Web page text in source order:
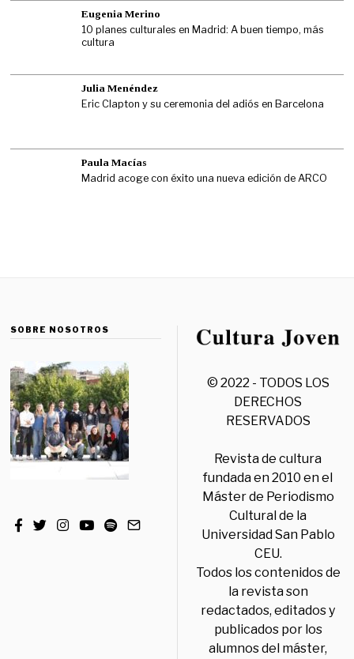
Eugenia Merino
10 planes culturales en Madrid: A buen tiempo, más
cultura
Julia Menéndez
Eric Clapton y su ceremonia del adiós en Barcelona
Paula Macías
Madrid acoge con éxito una nueva edición de ARCO
SOBRE NOSOTROS
© 2022 - TODOS LOS
DERECHOS
RESERVADOS
Revista de cultura
fundada en 2010 en el
Máster de Periodismo
Cultural de la
Universidad San Pablo
CEU.
Todos los contenidos de
la revista son
redactados, editados y
publicados por los
alumnos del máster,